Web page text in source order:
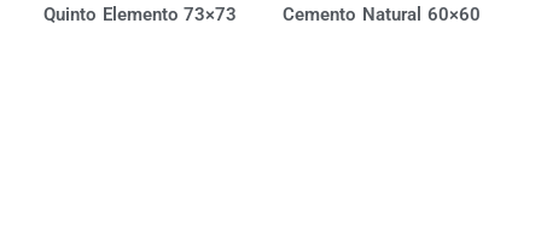
Quinto Elemento 73×73 Cemento Natural 60×60